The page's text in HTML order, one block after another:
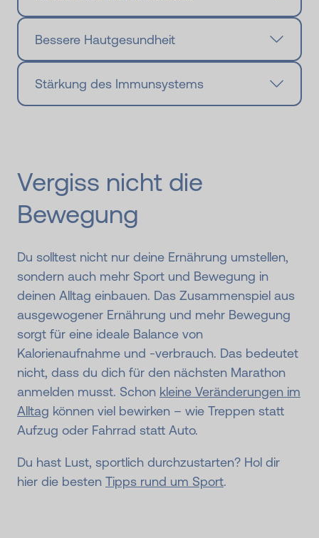
Bessere Hautgesundheit
Stärkung des Immunsystems
Vergiss nicht die
Bewegung
Du solltest nicht nur deine Ernährung umstellen,
sondern auch mehr Sport und Bewegung in
deinen Alltag einbauen. Das Zusammenspiel aus
ausgewogener Ernährung und mehr Bewegung
sorgt für eine ideale Balance von
Kalorienaufnahme und -verbrauch. Das bedeutet
nicht, dass du dich für den nächsten Marathon
anmelden musst. Schon kleine Veränderungen im
Alltag können viel bewirken – wie Treppen statt
Aufzug oder Fahrrad statt Auto.
Du hast Lust, sportlich durchzustarten? Hol dir
hier die besten Tipps rund um Sport.